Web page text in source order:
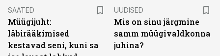
SAATED
Müügijuht:
läbirääkimised
kestavad seni, kuni sa
UUDISED
Mis on sinu järgmine
samm müügivaldkonna
juhina?